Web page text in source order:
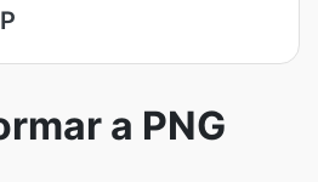
a PNG